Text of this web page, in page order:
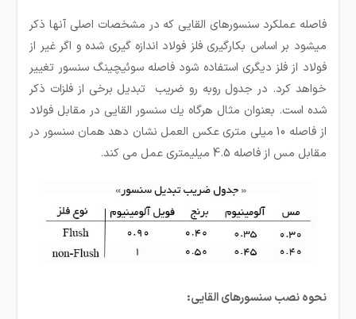
فاصله عملكرد سنسورهای القایی كه در مشخصات اصلی آنها ذكر
میشود بر اساس بكارگیری فلز فولاد اندازه گیری شده و اگر غیر از
فولاد از فلز دیگری استفاده شود فاصله سوئیچینگ سنسور تغییر
خواهد كرد. در جدول روبه رو ضریب تبدیل برخی از فلزات ذكر
شده است. بعنوان مثال هرگاه یك سنسور القایی در مقابل فولاد
از فاصله 10 میلی متری عكس العمل نشان دهد همان سنسور در
مقابل مس از فاصله 4.5 میلیمتری عمل می كند.
نحوه نصب سنسورهای القایی: